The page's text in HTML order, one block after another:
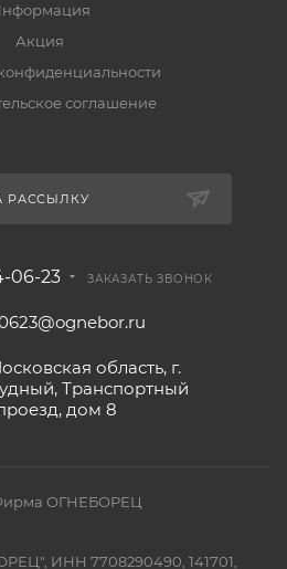
Акция
соглашение
РАССЫЛКУ
06-23 ЗАКАЗАТЬ ЗВОНОК
область, г.
Транспортный
дом 8
ОГНЕБОРЕЦ
ИНН 7708290490, 141701,